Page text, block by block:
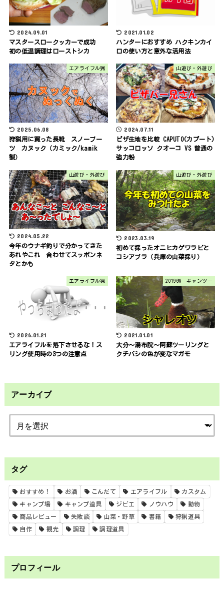
2024.09.01
マスタースロークッカーで成功
初の低温調理はローストシカ
2021.01.02
ハンターにおすすめ ハクキンカイ
ロの使い方と意外な活用法
エアライフル猟
2025.06.08
狩猟用に買った長靴 スノーブー
ツ カヌック（カミック/kamik
製）
山遊び・外遊び
2024.07.11
ピザ生地を比較 CAPUTO(カプート)
サッコロッソ クオーコ VS 普通の
強力粉
山遊び・外遊び
2024.05.22
今年のウナギ釣りで分かってきた
あれやこれ 合わせてスッポンネ
タとかも
山遊び・外遊び
2023.03.19
初めて採ったオニヒカゲワラビと
コシアブラ（兵庫の山菜採り）
エアライフル猟
2026.01.21
エアライフルを落下させるな！ス
リング使用時の3つの注意点
2019GW キャンツー
2021.01.01
大分～湯布院～阿蘇ツーリングと
クチバシの色が変なマガモ
アーカイブ
タグ
おすすめ！ お酒 こんだて エアライフル カスタム
キャンプ場 キャンプ道具 ジビエ ノウハウ 動物
商品レビュー 失敗談 山菜・野草 書籍 狩猟道具
自作 観光 調理 調理道具
プロフィール